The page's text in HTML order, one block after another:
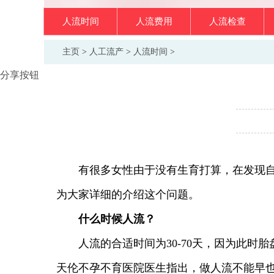
人流时间 人流费用 人流检查
主页 > 人工流产 > 人流时间 >
分享按钮
有很多女性由于没有生育打算，在发现自
为大家详细的介绍这个问题。
什么时候人流？
人流的合适时间为30-70天，因为此时胎
天伦不孕不育医院医生指出，做人流不能早